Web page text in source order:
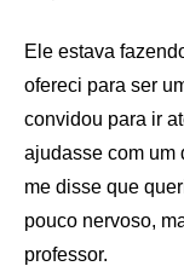
Ele estava
ofereci para ser
convidou para ir
ajudasse com um
me disse que
pouco nervoso,
professor.